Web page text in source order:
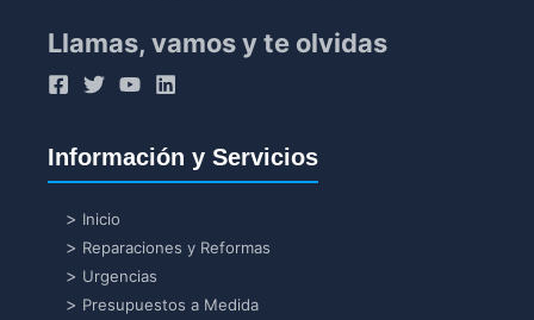
Llamas, vamos y te olvidas
Información y Servicios
Inicio
Reparaciones y Reformas
Urgencias
Presupuestos a Medida